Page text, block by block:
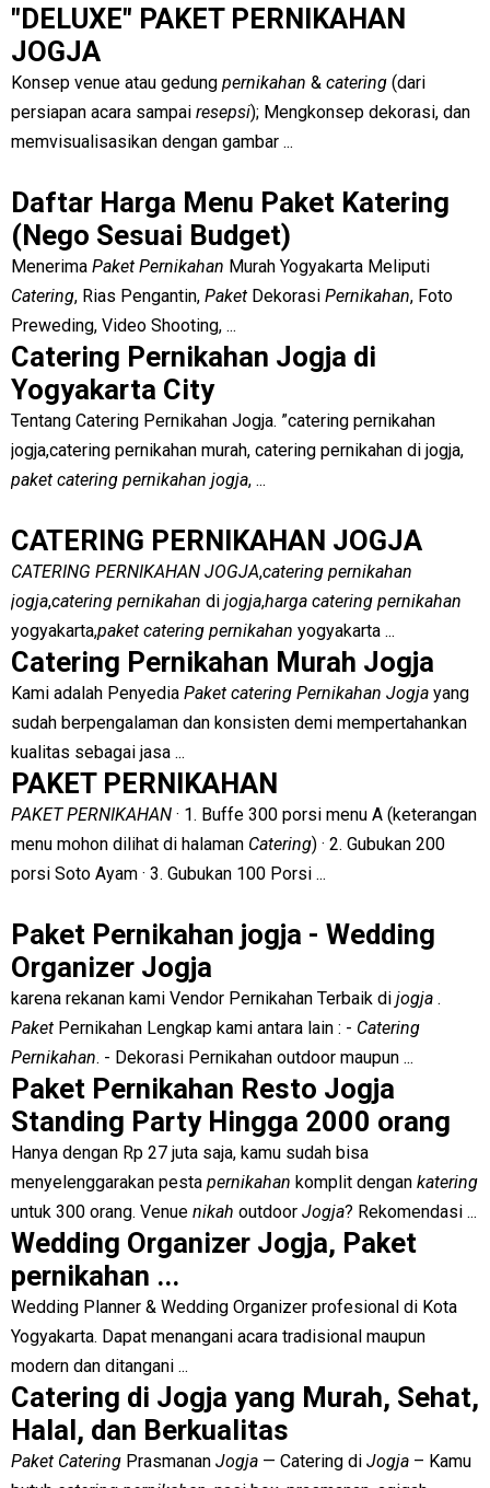
"DELUXE" PAKET PERNIKAHAN
JOGJA
Konsep venue atau gedung pernikahan & catering (dari
persiapan acara sampai resepsi); Mengkonsep dekorasi, dan
memvisualisasikan dengan gambar ...
Daftar Harga Menu Paket Katering
(Nego Sesuai Budget)
Menerima Paket Pernikahan Murah Yogyakarta Meliputi
Catering, Rias Pengantin, Paket Dekorasi Pernikahan, Foto
Preweding, Video Shooting, ...
Catering Pernikahan Jogja di
Yogyakarta City
Tentang Catering Pernikahan Jogja. ”catering pernikahan
jogja,catering pernikahan murah, catering pernikahan di jogja,
paket catering pernikahan jogja, ...
CATERING PERNIKAHAN JOGJA
CATERING PERNIKAHAN JOGJA,catering pernikahan
jogja,catering pernikahan di jogja,harga catering pernikahan
yogyakarta,paket catering pernikahan yogyakarta ...
Catering Pernikahan Murah Jogja
Kami adalah Penyedia Paket catering Pernikahan Jogja yang
sudah berpengalaman dan konsisten demi mempertahankan
kualitas sebagai jasa ...
PAKET PERNIKAHAN
PAKET PERNIKAHAN · 1. Buffe 300 porsi menu A (keterangan
menu mohon dilihat di halaman Catering) · 2. Gubukan 200
porsi Soto Ayam · 3. Gubukan 100 Porsi ...
Paket Pernikahan jogja - Wedding
Organizer Jogja
karena rekanan kami Vendor Pernikahan Terbaik di jogja .
Paket Pernikahan Lengkap kami antara lain : - Catering
Pernikahan. - Dekorasi Pernikahan outdoor maupun ...
Paket Pernikahan Resto Jogja
Standing Party Hingga 2000 orang
Hanya dengan Rp 27 juta saja, kamu sudah bisa
menyelenggarakan pesta pernikahan komplit dengan katering
untuk 300 orang. Venue nikah outdoor Jogja? Rekomendasi ...
Wedding Organizer Jogja, Paket
pernikahan ...
Wedding Planner & Wedding Organizer profesional di Kota
Yogyakarta. Dapat menangani acara tradisional maupun
modern dan ditangani ...
Catering di Jogja yang Murah, Sehat,
Halal, dan Berkualitas
Paket Catering Prasmanan Jogja — Catering di Jogja – Kamu